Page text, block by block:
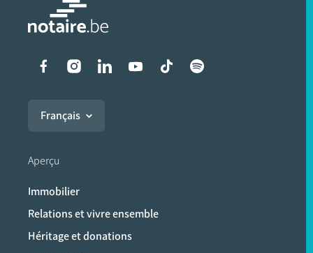
Liens vers les réseaux
Français
Aperçu
Immobilier
Relations et vivre ensemble
Héritage et donations